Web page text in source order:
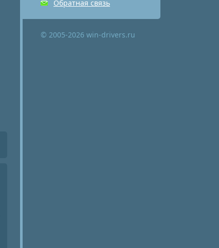
Обратная связь
© 2005-2026 win-drivers.ru